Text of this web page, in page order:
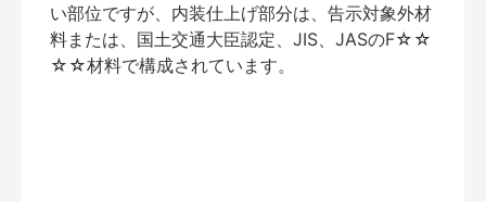
い部位ですが、内装仕上げ部分は、告示対象外材
料または、国土交通大臣認定、JIS、JASのF☆☆
☆☆材料で構成されています。